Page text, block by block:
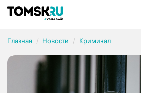
Главная Новости Криминал